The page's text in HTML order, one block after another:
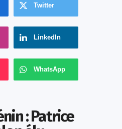
Twitter
LinkedIn
WhatsApp
: Patrice